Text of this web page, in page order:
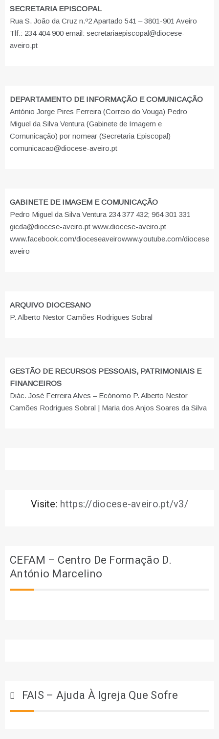
SECRETARIA EPISCOPAL
Rua S. João da Cruz n.º2 Apartado 541 – 3801-901 Aveiro
Tlf.: 234 404 900 email: secretariaepiscopal@diocese-
aveiro.pt
DEPARTAMENTO DE INFORMAÇÃO E COMUNICAÇÃO
António Jorge Pires Ferreira (Correio do Vouga) Pedro
Miguel da Silva Ventura (Gabinete de Imagem e
Comunicação) por nomear (Secretaria Episcopal)
comunicacao@diocese-aveiro.pt
GABINETE DE IMAGEM E COMUNICAÇÃO
Pedro Miguel da Silva Ventura 234 377 432; 964 301 331
gicda@diocese-aveiro.pt www.diocese-aveiro.pt
www.facebook.com/dioceseaveirowww.youtube.com/diocese
aveiro
ARQUIVO DIOCESANO
P. Alberto Nestor Camões Rodrigues Sobral
GESTÃO DE RECURSOS PESSOAIS, PATRIMONIAIS E
FINANCEIROS
Diác. José Ferreira Alves – Ecónomo P. Alberto Nestor
Camões Rodrigues Sobral | Maria dos Anjos Soares da Silva
Visite: https://diocese-aveiro.pt/v3/
CEFAM – Centro De Formação D.
António Marcelino
FAIS – Ajuda À Igreja Que Sofre